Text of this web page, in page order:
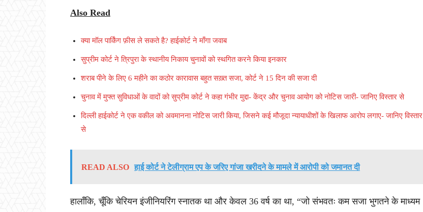
Also Read
क्या मॉल पार्किंग फ़ीस ले सकते है? हाईकोर्ट ने माँगा जवाब
सुप्रीम कोर्ट ने त्रिपुरा के स्थानीय निकाय चुनावों को स्थगित करने किया इनकार
शराब पीने के लिए 6 महीने का कठोर कारावास बहुत सख़्त सजा, कोर्ट ने 15 दिन की सजा दी
चुनाव में मुफ्त सुविधाओं के वादों को सुप्रीम कोर्ट ने कहा गंभीर मुद्दा- केंद्र और चुनाव आयोग को नोटिस जारी- जानिए विस्तार से
दिल्ली हाईकोर्ट ने एक वकील को अवमानना नोटिस जारी किया, जिसने कई मौजूदा न्यायाधीशों के खिलाफ आरोप लगाए- जानिए विस्तार
से
READ ALSO हाई कोर्ट ने टेलीग्राम एप के जरिए गांजा खरीदने के मामले में आरोपी को जमानत दी
हालाँकि, चूँकि चेरियन इंजीनियरिंग स्नातक था और केवल 36 वर्ष का था, “जो संभवतः कम सजा भुगतने के माध्यम